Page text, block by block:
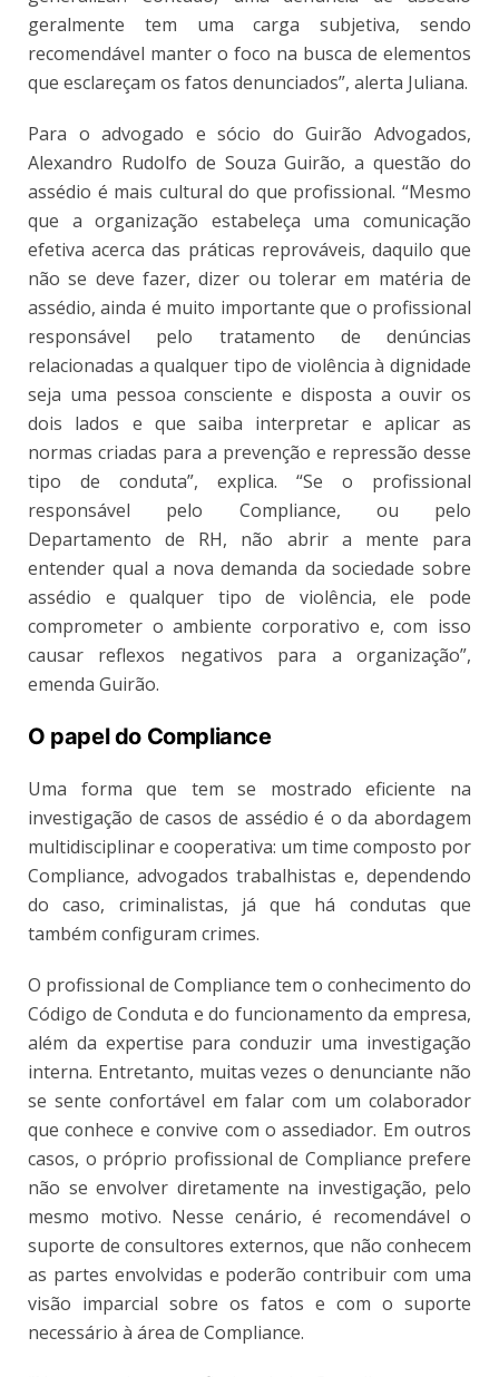
geralmente tem uma carga subjetiva, sendo
recomendável manter o foco na busca de elementos
que esclareçam os fatos denunciados”, alerta Juliana.
Para o advogado e sócio do Guirão Advogados,
Alexandro Rudolfo de Souza Guirão, a questão do
assédio é mais cultural do que profissional. “Mesmo
que a organização estabeleça uma comunicação
efetiva acerca das práticas reprováveis, daquilo que
não se deve fazer, dizer ou tolerar em matéria de
assédio, ainda é muito importante que o profissional
responsável pelo tratamento de denúncias
relacionadas a qualquer tipo de violência à dignidade
seja uma pessoa consciente e disposta a ouvir os
dois lados e que saiba interpretar e aplicar as
normas criadas para a prevenção e repressão desse
tipo de conduta”, explica. “Se o profissional
responsável pelo Compliance, ou pelo
Departamento de RH, não abrir a mente para
entender qual a nova demanda da sociedade sobre
assédio e qualquer tipo de violência, ele pode
comprometer o ambiente corporativo e, com isso
causar reflexos negativos para a organização”,
emenda Guirão.
O papel do Compliance
Uma forma que tem se mostrado eficiente na
investigação de casos de assédio é o da abordagem
multidisciplinar e cooperativa: um time composto por
Compliance, advogados trabalhistas e, dependendo
do caso, criminalistas, já que há condutas que
também configuram crimes.
O profissional de Compliance tem o conhecimento do
Código de Conduta e do funcionamento da empresa,
além da expertise para conduzir uma investigação
interna. Entretanto, muitas vezes o denunciante não
se sente confortável em falar com um colaborador
que conhece e convive com o assediador. Em outros
casos, o próprio profissional de Compliance prefere
não se envolver diretamente na investigação, pelo
mesmo motivo. Nesse cenário, é recomendável o
suporte de consultores externos, que não conhecem
as partes envolvidas e poderão contribuir com uma
visão imparcial sobre os fatos e com o suporte
necessário à área de Compliance.